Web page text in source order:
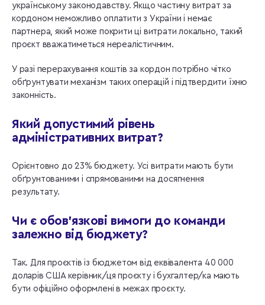
українському законодавству. Якщо частину витрат за
кордоном неможливо оплатити з України і немає
партнера, який може покрити ці витрати локально, такий
проєкт вважатиметься нереалістичним.
У разі перерахування коштів за кордон потрібно чітко
обґрунтувати механізм таких операцій і підтвердити їхню
законність.
Який допустимий рівень
адміністративних витрат?
Орієнтовно до 23% бюджету. Усі витрати мають бути
обґрунтованими і спрямованими на досягнення
результату.
Чи є обов’язкові вимоги до команди
залежно від бюджету?
Так. Для проєктів із бюджетом від еквівалента 40 000
доларів США керівник/ця проєкту і бухгалтер/ка мають
бути офіційно оформлені в межах проєкту.